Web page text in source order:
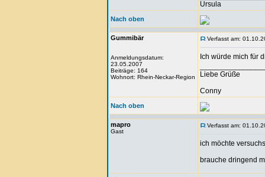
Ursula
Nach oben
Gummibär
Anmeldungsdatum:
23.05.2007
Beiträge: 164
Wohnort: Rhein-Neckar-Region
Verfasst am:
Ich würde mich für
Liebe Grüße
Conny
Nach oben
mapro
Gast
Verfasst am:
ich möchte
brauche dringend